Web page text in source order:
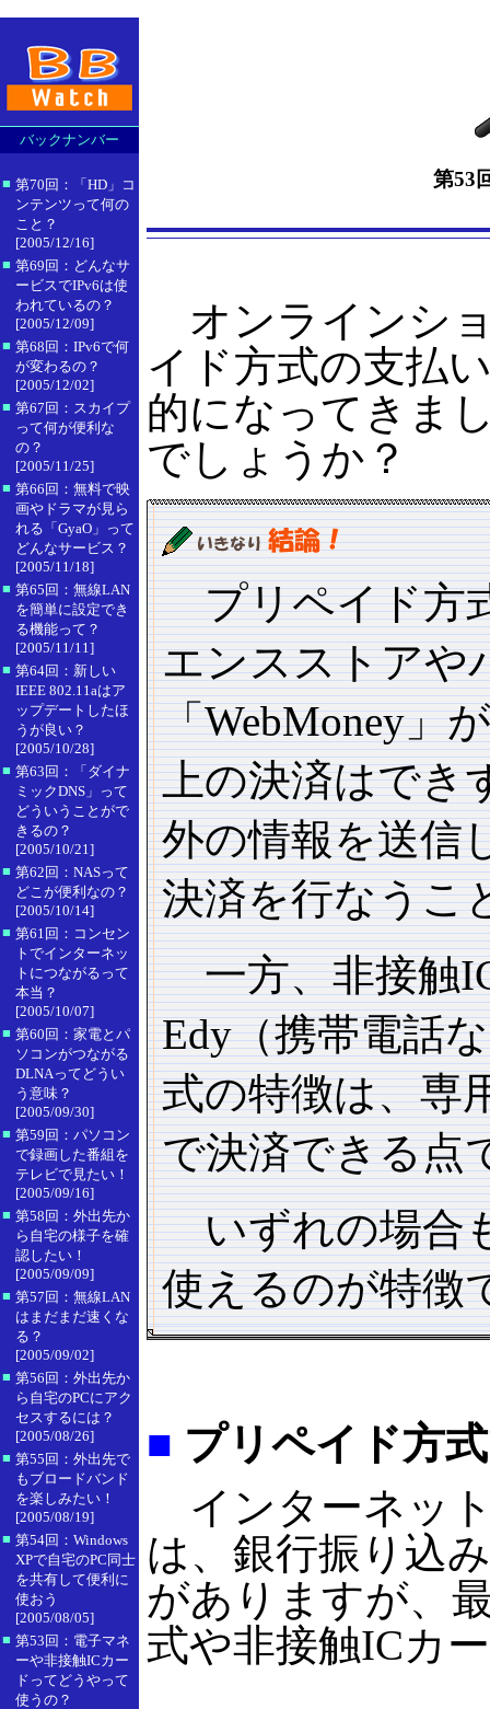
バックナンバー
■ 第70回：「HD」コ
ンテンツって何の
こと？
[2005/12/16]
■ 第69回：どんなサ
ービスでIPv6は使
われているの？
[2005/12/09]
■ 第68回：IPv6で何
が変わるの？
[2005/12/02]
■ 第67回：スカイプ
って何が便利な
の？
[2005/11/25]
■ 第66回：無料で映
画やドラマが見ら
れる「GyaO」って
どんなサービス？
[2005/11/18]
■ 第65回：無線LAN
を簡単に設定でき
る機能って？
[2005/11/11]
■ 第64回：新しい
IEEE 802.11aはア
ップデートしたほ
うが良い？
[2005/10/28]
■ 第63回：「ダイナ
ミックDNS」って
どういうことがで
きるの？
[2005/10/21]
■ 第62回：NASって
どこが便利なの？
[2005/10/14]
■ 第61回：コンセン
トでインターネッ
トにつながるって
本当？
[2005/10/07]
■ 第60回：家電とパ
ソコンがつながる
DLNAってどうい
う意味？
[2005/09/30]
■ 第59回：パソコン
で録画した番組を
テレビで見たい！
[2005/09/16]
■ 第58回：外出先か
ら自宅の様子を確
認したい！
[2005/09/09]
■ 第57回：無線LAN
はまだまだ速くな
る？
[2005/09/02]
■ 第56回：外出先か
ら自宅のPCにアク
セスするには？
[2005/08/26]
■ 第55回：外出先で
もブロードバンド
を楽しみたい！
[2005/08/19]
■ 第54回：Windows
XPで自宅のPC同士
を共有して便利に
使おう
[2005/08/05]
■ 第53回：電子マネ
ーや非接触ICカー
ドってどうやって
使うの？
第53
オンラインシ
イド方式の支払
的になってきま
でしょうか？
プリペイド方
エンスストアや
「WebMoney」
上の決済はでき
外の情報を送信
決済を行なうこ
一方、非接触
Edy（携帯電話
式の特徴は、専
で決済できる点
いずれの場合
使えるのが特徴
■ プリペイド方
インターネッ
は、銀行振り込
がありますが、
式や非接触ICカ